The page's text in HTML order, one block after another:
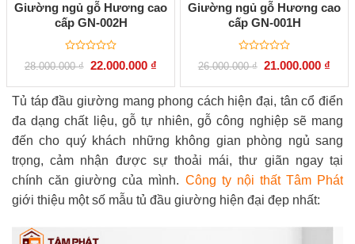
Giường ngủ gỗ Hương cao
cấp GN-002H
Được
xếp
5
28.000.000₫ Giá
là:
28.000.000 ₫.
22.000.000 ₫
tại
là:
22.000.000 ₫.
Giường ngủ gỗ Hương cao
cấp GN-001H
Được
xếp
5
26.000.000₫ Giá
là:
26.000.000 ₫.
21.000.000 ₫
tại
là:
Tủ táp đầu giường mang phong cách hiện đại, tân cổ điển
đa dạng chất liệu, gỗ tự nhiên, gỗ công nghiệp sẽ mang
đến cho quý khách những không gian phòng ngủ sang
trọng, cảm nhận được sự thoải mái, thư giãn ngay tại
chính căn giường của mình. Công ty nội thất Tâm Phát
giới thiệu một số mẫu tủ đầu giường hiện đại đẹp nhất: